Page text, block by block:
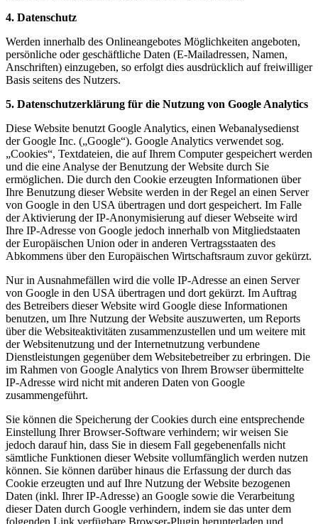
4. Datenschutz
Werden innerhalb des Onlineangebotes Möglichkeiten angeboten,
persönliche oder geschäftliche Daten (E-Mailadressen, Namen,
Anschriften) einzugeben, so erfolgt dies ausdrücklich auf freiwilliger
Basis seitens des Nutzers.
5. Datenschutzerklärung für die Nutzung von Google Analytics
Diese Website benutzt Google Analytics, einen Webanalysedienst
der Google Inc. („Google“). Google Analytics verwendet sog.
„Cookies“, Textdateien, die auf Ihrem Computer gespeichert werden
und die eine Analyse der Benutzung der Website durch Sie
ermöglichen. Die durch den Cookie erzeugten Informationen über
Ihre Benutzung dieser Website werden in der Regel an einen Server
von Google in den USA übertragen und dort gespeichert. Im Falle
der Aktivierung der IP-Anonymisierung auf dieser Webseite wird
Ihre IP-Adresse von Google jedoch innerhalb von Mitgliedstaaten
der Europäischen Union oder in anderen Vertragsstaaten des
Abkommens über den Europäischen Wirtschaftsraum zuvor gekürzt.
Nur in Ausnahmefällen wird die volle IP-Adresse an einen Server
von Google in den USA übertragen und dort gekürzt. Im Auftrag
des Betreibers dieser Website wird Google diese Informationen
benutzen, um Ihre Nutzung der Website auszuwerten, um Reports
über die Websiteaktivitäten zusammenzustellen und um weitere mit
der Websitenutzung und der Internetnutzung verbundene
Dienstleistungen gegenüber dem Websitebetreiber zu erbringen. Die
im Rahmen von Google Analytics von Ihrem Browser übermittelte
IP-Adresse wird nicht mit anderen Daten von Google
zusammengeführt.
Sie können die Speicherung der Cookies durch eine entsprechende
Einstellung Ihrer Browser-Software verhindern; wir weisen Sie
jedoch darauf hin, dass Sie in diesem Fall gegebenenfalls nicht
sämtliche Funktionen dieser Website vollumfänglich werden nutzen
können. Sie können darüber hinaus die Erfassung der durch das
Cookie erzeugten und auf Ihre Nutzung der Website bezogenen
Daten (inkl. Ihrer IP-Adresse) an Google sowie die Verarbeitung
dieser Daten durch Google verhindern, indem sie das unter dem
folgenden Link verfügbare Browser-Plugin herunterladen und